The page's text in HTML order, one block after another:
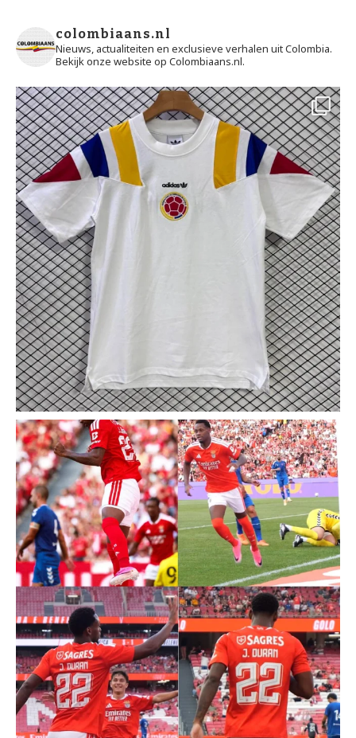
colombiaans.nl
Nieuws, actualiteiten en exclusieve verhalen uit Colombia.
Bekijk onze website op Colombiaans.nl.